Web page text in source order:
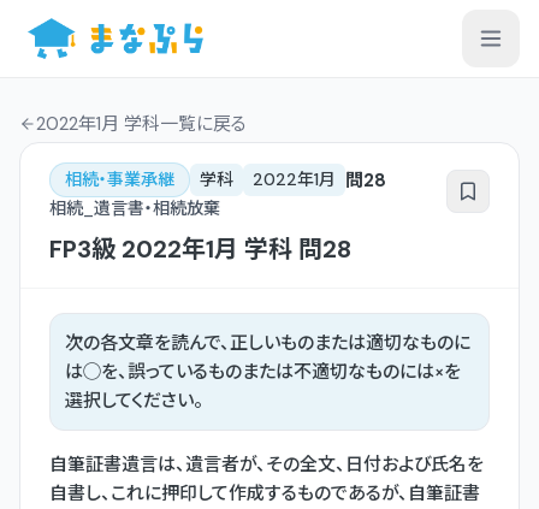
2022年1月 学科一覧に戻る
相続・事業承継 学科 2022年1月 問28
相続_遺言書・相続放棄
FP3級 2022年1月 学科 問28
次の各文章を読んで、正しいものまたは適切なものに
は◯を、誤っているものまたは不適切なものには×を
選択してください。
自筆証書遺言は、遺言者が、その全文、日付および氏名を
自書し、これに押印して作成するものであるが、自筆証書